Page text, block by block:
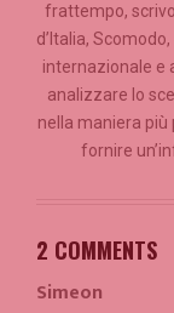
frattempo,
d’Italia,
internazionale e
analizzare lo
nella maniera più
fornire
2 COMMENTS
Simeon